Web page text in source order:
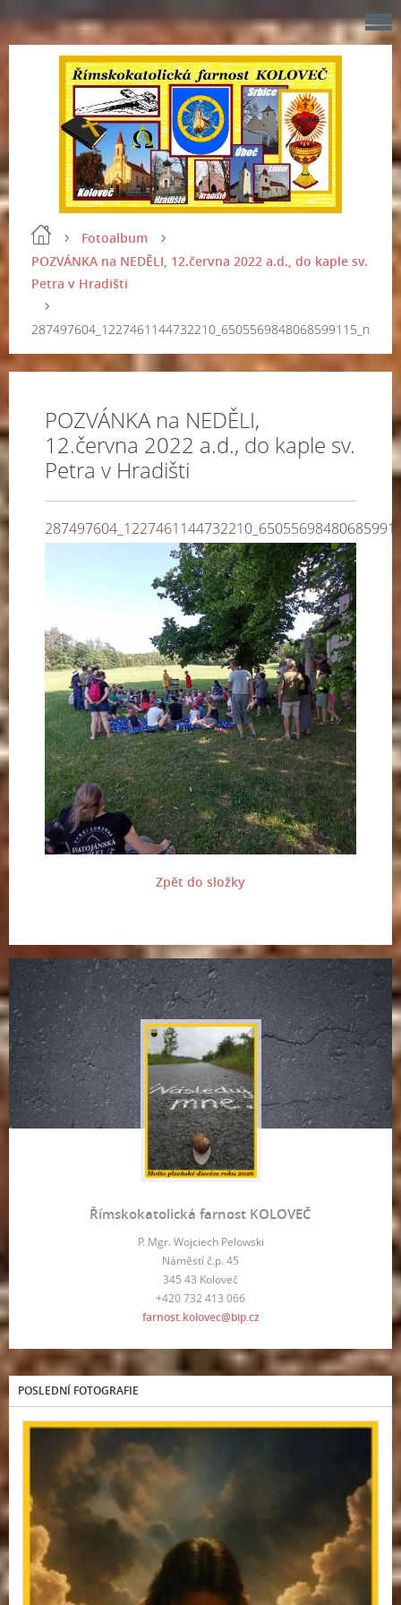
Fotoalbum
POZVÁNKA na NEDĚLI, 12.června 2022 a.d., do kaple sv.
Petra v Hradišti
287497604_1227461144732210_6505569848068599115_n
POZVÁNKA na NEDĚLI,
12.června 2022 a.d., do kaple sv.
Petra v Hradišti
Zpět do složky
Římskokatolická farnost KOLOVEČ
P. Mgr. Wojciech Pelowski
Náměstí č.p. 45
345 43 Koloveč
+420 732 413 066
farnost.kolovec@bip.cz
POSLEDNÍ FOTOGRAFIE